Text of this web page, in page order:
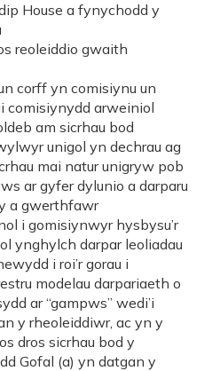
House a fynychodd y
reoleiddio gwaith
corff yn comisiynu un
comisiynydd arweiniol
am sicrhau bod
unigol yn dechrau ag
mai natur unigryw pob
ar gyfer dylunio a darparu
a gwerthfawr
i gomisiynwyr hysbysu’r
ynghylch darpar leoliadau
i roi’r gorau i
modelau darpariaeth o
ar “gampws” wedi’i
y rheoleiddiwr, ac yn y
dros sicrhau bod y
Gofal (a) yn datgan y